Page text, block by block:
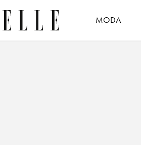
MODA